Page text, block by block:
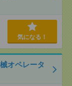
気になる！
オペレータ